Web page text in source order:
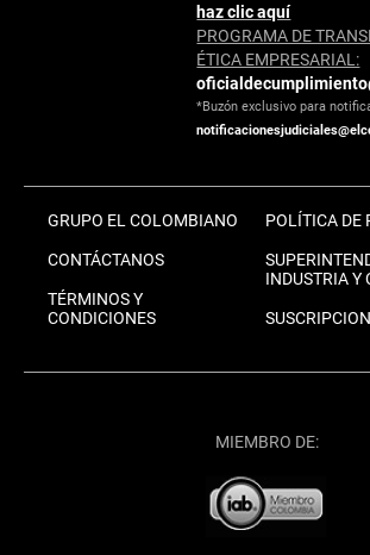
haz clic aquí
PROGRAMA DE
ÉTICA EMPRESARIAL:
*Buzón exclusivo para
GRUPO EL COLOMBIANO
CONTÁCTANOS
TÉRMINOS Y
CONDICIONES
POLÍTICA DE
INDUSTRIA Y
MIEMBRO DE: